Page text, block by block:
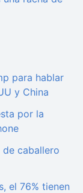
para hablar
y China
por la
caballero
el 76% tienen